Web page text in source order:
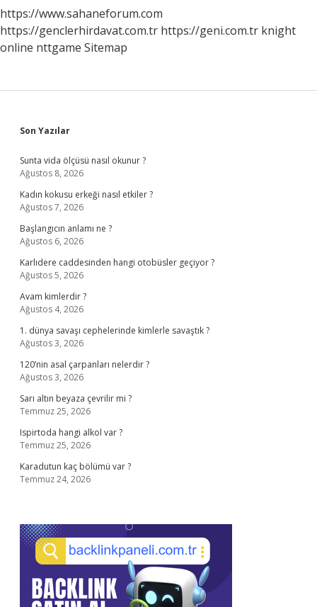
https://www.sahaneforum.com
https://genclerhirdavat.com.tr https://geni.com.tr knight
online nttgame Sitemap
Sidebar
Son Yazılar
Sunta vida ölçüsü nasıl okunur ?
Ağustos 8, 2026
Kadın kokusu erkeği nasıl etkiler ?
Ağustos 7, 2026
Başlangıcın anlamı ne ?
Ağustos 6, 2026
Karlıdere caddesinden hangi otobüsler geçiyor ?
Ağustos 5, 2026
Avam kimlerdir ?
Ağustos 4, 2026
1. dünya savaşı cephelerinde kimlerle savaştık ?
Ağustos 3, 2026
120’nin asal çarpanları nelerdir ?
Ağustos 3, 2026
Sarı altın beyaza çevrilir mi ?
Temmuz 25, 2026
Ispirtoda hangi alkol var ?
Temmuz 25, 2026
Karadutun kaç bölümü var ?
Temmuz 24, 2026